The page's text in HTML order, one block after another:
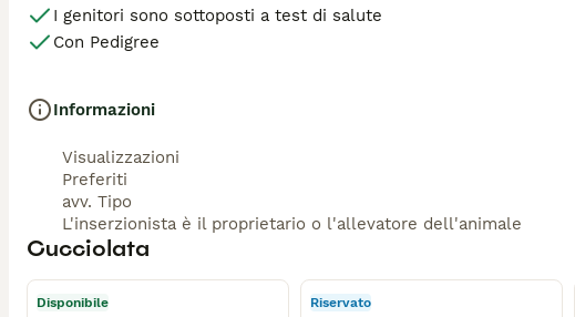
I genitori sono sottoposti a test di salute
Con Pedigree
Informazioni
Visualizzazioni
Preferiti
avv. Tipo
L'inserzionista è il proprietario o l'allevatore dell'animale
Cucciolata
Disponibile Riservato